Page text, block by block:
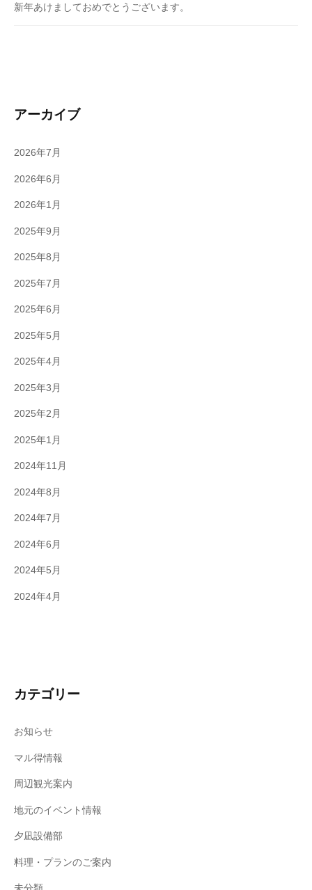
新年あけましておめでとうございます。
アーカイブ
2026年7月
2026年6月
2026年1月
2025年9月
2025年8月
2025年7月
2025年6月
2025年5月
2025年4月
2025年3月
2025年2月
2025年1月
2024年11月
2024年8月
2024年7月
2024年6月
2024年5月
2024年4月
カテゴリー
お知らせ
マル得情報
周辺観光案内
地元のイベント情報
夕凪設備部
料理・プランのご案内